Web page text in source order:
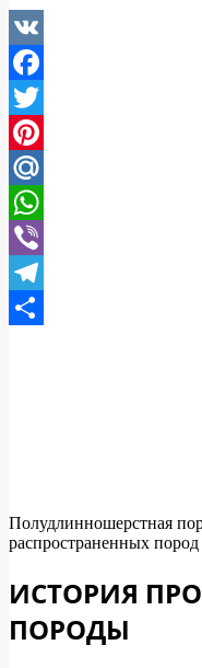
VK
Facebook
Twitter
Pinterest
Mail.Ru
WhatsApp
Viber
Telegram
Полудлинношерстная
распространенных
ИСТОРИЯ
ПОРОДЫ